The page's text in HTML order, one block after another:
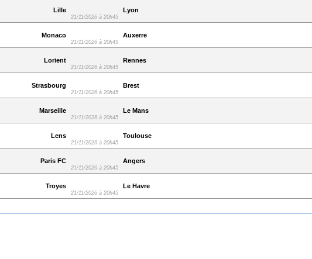
Lille
21/11/2026 à 20h45
Lyon
Monaco
21/11/2026 à 20h45
Auxerre
Lorient
21/11/2026 à 20h45
Rennes
Strasbourg
21/11/2026 à 20h45
Brest
Marseille
21/11/2026 à 20h45
Le Mans
Lens
21/11/2026 à 20h45
Toulouse
Paris FC
21/11/2026 à 20h45
Angers
Troyes
21/11/2026 à 20h45
Le Havre